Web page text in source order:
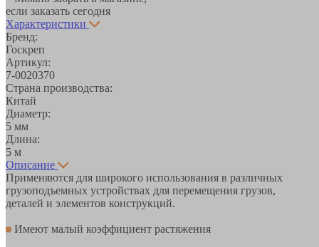
если заказать сегодня
Характеристики
Бренд:
Госкреп
Артикул:
7-0020370
Страна производства:
Китай
Диаметр:
5 мм
Длина:
5 м
Описание
Применяются для широкого использования в различных
грузоподъемных устройствах для перемещения грузов,
деталей и элементов конструкций.
Имеют малый коэффициент растяжения